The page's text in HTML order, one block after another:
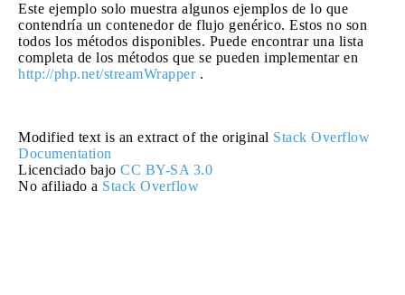
Este ejemplo solo muestra algunos ejemplos de lo que
contendría un contenedor de flujo genérico. Estos no son
todos los métodos disponibles. Puede encontrar una lista
completa de los métodos que se pueden implementar en
http://php.net/streamWrapper.
Modified text is an extract of the original Stack Overflow
Documentation
Licenciado bajo CC BY-SA 3.0
No afiliado a Stack Overflow